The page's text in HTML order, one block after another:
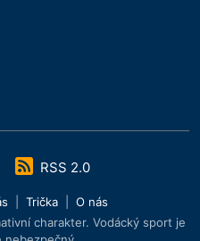
RSS 2.0
Trička
O nás
charakter. Vodácký sport je